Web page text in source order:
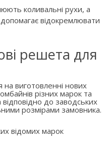
коливальні рухи, а
допомагає відокремлювати
решета для
на виготовленні нових
різних марок та
до заводських
розмірами замовника.
відомих марок